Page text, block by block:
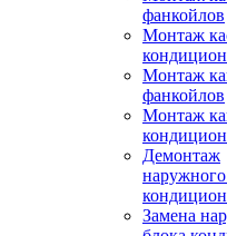
фанкойлов
Монтаж
Монтаж
фанкойлов
Монтаж
Демонтаж
Замена